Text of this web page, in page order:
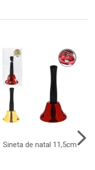
Sineta de natal 11,5cm